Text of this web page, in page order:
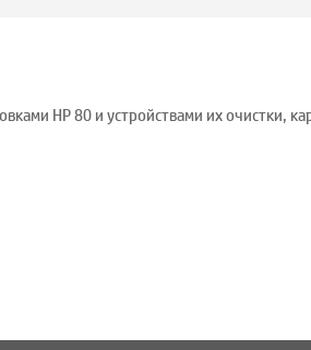
HP 80 и устройствами их очистки,